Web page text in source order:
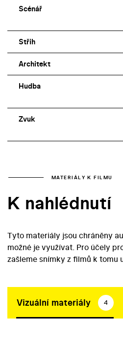
Scénář
Střih
Architekt
Hudba
Zvuk
MATERIÁLY K FILMU
K nahlédnutí
Tyto materiály jsou chráněny
možné je využívat. Pro účely
zašleme snímky z filmů k tomu
Vizuální materiály 4